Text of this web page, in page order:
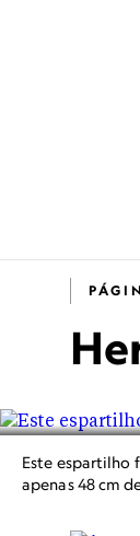
Este espartilho
apenas 48 cm